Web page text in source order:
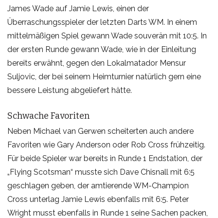
James Wade auf Jamie Lewis, einen der
Überraschungsspieler der letzten Darts WM. In einem
mittelmäßigen Spiel gewann Wade souverän mit 10:5. In
der ersten Runde gewann Wade, wie in der Einleitung
bereits erwähnt, gegen den Lokalmatador Mensur
Suljovic, der bei seinem Heimturnier natürlich gern eine
bessere Leistung abgeliefert hätte.
Schwache Favoriten
Neben Michael van Gerwen scheiterten auch andere
Favoriten wie Gary Anderson oder Rob Cross frühzeitig.
Für beide Spieler war bereits in Runde 1 Endstation, der
„Flying Scotsman“ musste sich Dave Chisnall mit 6:5
geschlagen geben, der amtierende WM-Champion
Cross unterlag Jamie Lewis ebenfalls mit 6:5. Peter
Wright musst ebenfalls in Runde 1 seine Sachen packen,